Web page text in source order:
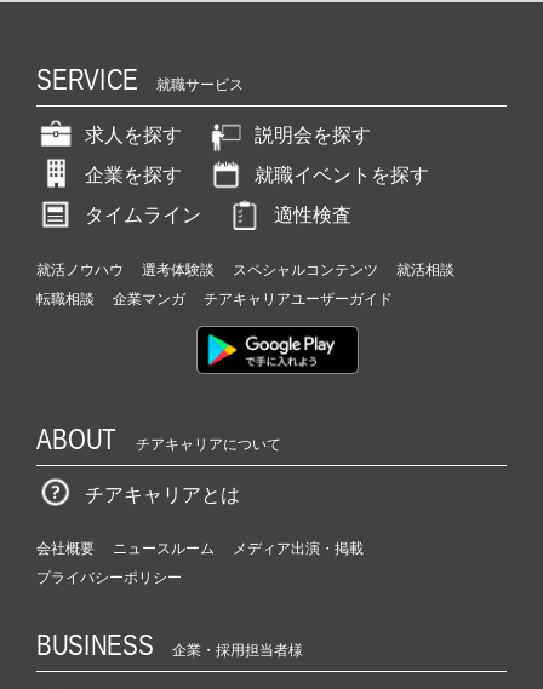
SERVICE 就職サービス
求人を探す
説明会を探す
企業を探す
就職イベントを探す
タイムライン
適性検査
就活ノウハウ 選考体験談 スペシャルコンテンツ
就活相談
転職相談
企業マンガ チアキャリアユーザーガイド
ABOUT チアキャリアについて
チアキャリアとは
会社概要 ニュースルーム
メディア出演・掲載
プライバシーポリシー
BUSINESS 企業・採用担当者様